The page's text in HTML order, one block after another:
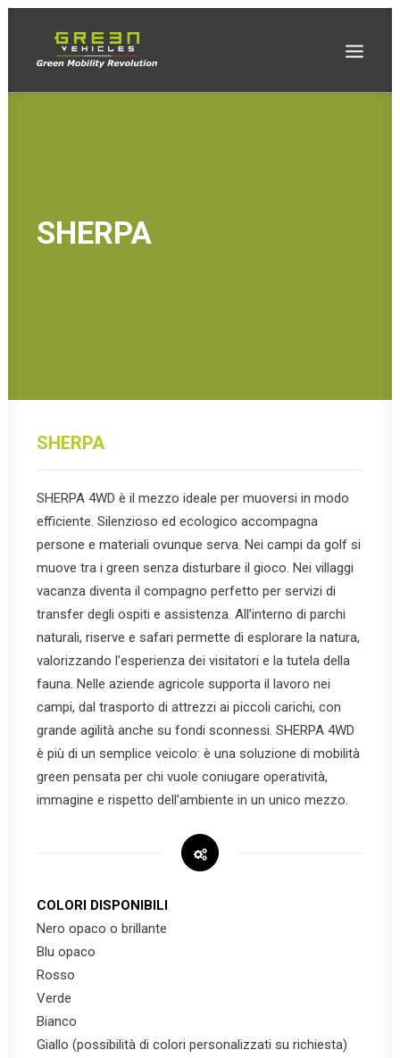
SHERPA
SHERPA
SHERPA 4WD è il mezzo ideale per muoversi in modo
efficiente. Silenzioso ed ecologico accompagna
persone e materiali ovunque serva. Nei campi da golf si
muove tra i green senza disturbare il gioco. Nei villaggi
vacanza diventa il compagno perfetto per servizi di
transfer degli ospiti e assistenza. All’interno di parchi
naturali, riserve e safari permette di esplorare la natura,
valorizzando l’esperienza dei visitatori e la tutela della
fauna. Nelle aziende agricole supporta il lavoro nei
campi, dal trasporto di attrezzi ai piccoli carichi, con
grande agilità anche su fondi sconnessi. SHERPA 4WD
è più di un semplice veicolo: è una soluzione di mobilità
green pensata per chi vuole coniugare operatività,
immagine e rispetto dell’ambiente in un unico mezzo.
COLORI DISPONIBILI
Nero opaco o brillante
Blu opaco
Rosso
Verde
Bianco
Giallo (possibilità di colori personalizzati su richiesta)